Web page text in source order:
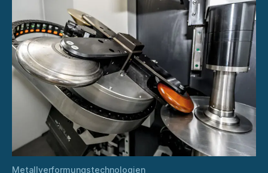
Metallverformungstechnologien